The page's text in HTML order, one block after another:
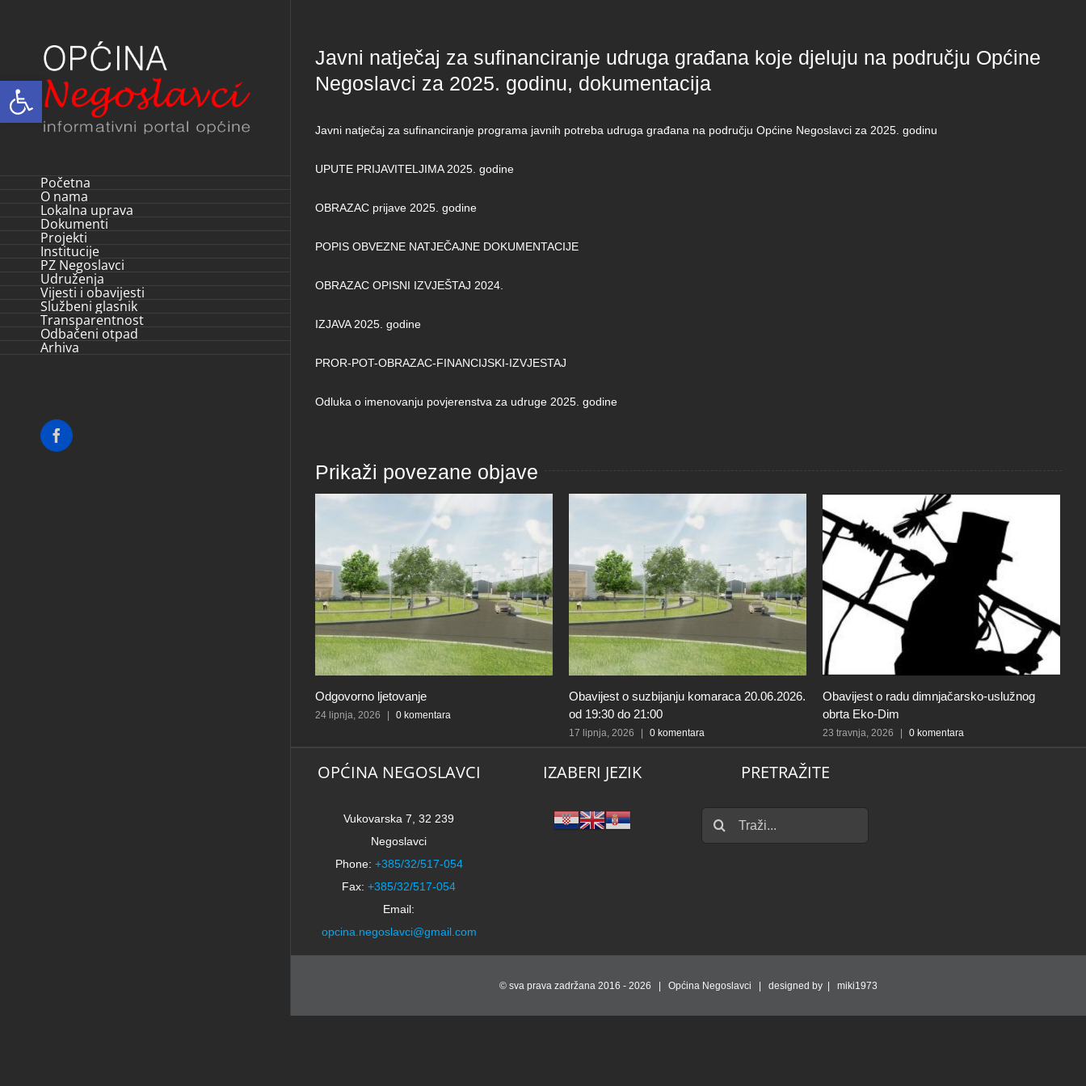
Open toolbar
Početna
O nama
Lokalna uprava
Dokumenti
Projekti
Institucije
PZ Negoslavci
Udruženja
Vijesti i obavijesti
Službeni glasnik
Transparentnost
Odbačeni otpad
Arhiva
Facebook
Javni natječaj za sufinanciranje udruga građana koje djeluju na području Općine
Negoslavci za 2025. godinu, dokumentacija
Javni natječaj za sufinanciranje programa javnih potreba udruga građana na području Općine Negoslavci za 2025. godinu
UPUTE PRIJAVITELJIMA 2025. godine
OBRAZAC prijave 2025. godine
POPIS OBVEZNE NATJEČAJNE DOKUMENTACIJE
OBRAZAC OPISNI IZVJEŠTAJ 2024.
IZJAVA 2025. godine
PROR-POT-OBRAZAC-FINANCIJSKI-IZVJESTAJ
Odluka o imenovanju povjerenstva za udruge 2025. godine
Prikaži povezane objave
Odgovorno ljetovanje
24 lipnja, 2026 0 komentara
Obavijest o suzbijanju komaraca 20.06.2026.
od 19:30 do 21:00
17 lipnja, 2026 0 komentara
Obavijest o radu dimnjačarsko-uslužnog
obrta Eko-Dim
23 travnja, 2026 0 komentara
OPĆINA NEGOSLAVCI
Vukovarska 7, 32 239
Negoslavci
Phone: +385/32/517-054
Fax: +385/32/517-054
Email:
opcina.negoslavci@gmail.com
IZABERI JEZIK PRETRAŽITE
Traži...
© sva prava zadržana 2016 - 2026 | Općina Negoslavci | designed by | miki1973